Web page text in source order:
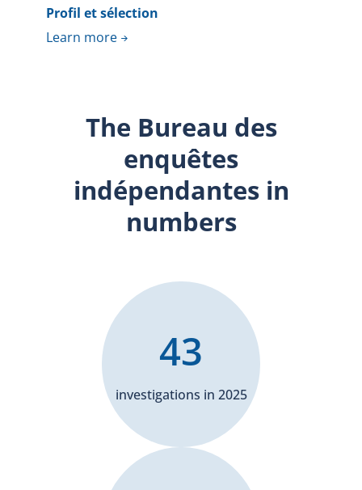
Profil et sélection
Learn more
The Bureau des
enquêtes
indépendantes in
numbers
investigations in 2025
43